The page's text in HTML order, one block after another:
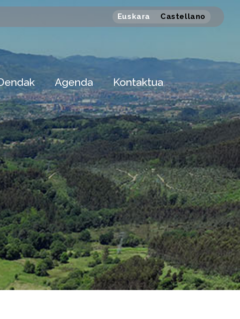
Euskara Castellano
Agenda Kontaktua